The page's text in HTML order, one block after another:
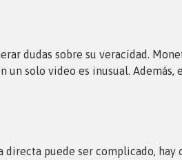
dudas sobre su veracidad.
solo video es inusual. Además,
puede ser complicado, hay